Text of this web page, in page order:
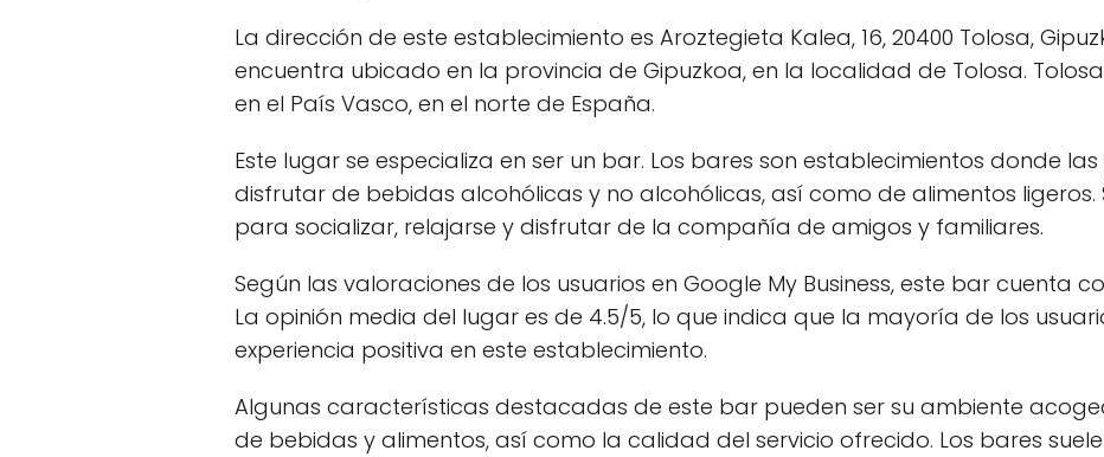
La dirección de este establecimiento es Aroztegieta Kalea, 16, 20400 Tolosa,
encuentra ubicado en la provincia de Gipuzkoa, en la localidad de Tolosa.
en el País Vasco, en el norte de España.
Este lugar se especializa en ser un bar. Los bares son establecimientos donde
disfrutar de bebidas alcohólicas y no alcohólicas, así como de alimentos ligeros.
para socializar, relajarse y disfrutar de la compañía de amigos y familiares.
Según las valoraciones de los usuarios en Google My Business, este bar cuenta
La opinión media del lugar es de 4.5/5, lo que indica que la mayoría de los
experiencia positiva en este establecimiento.
Algunas características destacadas de este bar pueden ser su ambiente
de bebidas y alimentos, así como la calidad del servicio ofrecido. Los bares